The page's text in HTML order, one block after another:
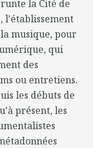
la Cité de
l'établissement
musique, pour
qui
des
ou entretiens.
les débuts de
présent, les